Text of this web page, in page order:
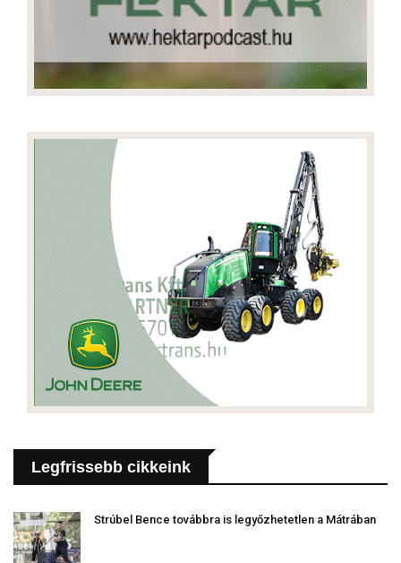
Legfrissebb cikkeink
Strúbel Bence továbbra is legyőzhetetlen a Mátrában